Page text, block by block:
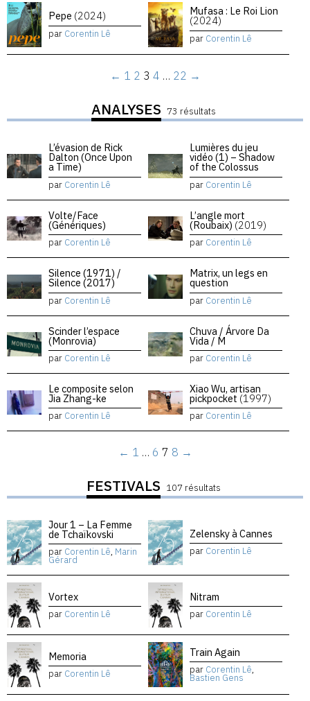
Pepe (2024)
par Corentin Lê
Mufasa : Le Roi Lion
(2024)
par Corentin Lê
← 1 2 3 4 … 22 →
ANALYSES 73 résultats
L’évasion de Rick
Dalton (Once Upon
a Time)
par Corentin Lê
Lumières du jeu
vidéo (1) – Shadow
of the Colossus
par Corentin Lê
Volte/Face
(Génériques)
par Corentin Lê
L’angle mort
(Roubaix) (2019)
par Corentin Lê
Silence (1971) /
Silence (2017)
par Corentin Lê
Matrix, un legs en
question
par Corentin Lê
Scinder l’espace
(Monrovia)
par Corentin Lê
Chuva / Árvore Da
Vida / M
par Corentin Lê
Le composite selon
Jia Zhang-ke
par Corentin Lê
Xiao Wu, artisan
pickpocket (1997)
par Corentin Lê
← 1 … 6 7 8 →
FESTIVALS 107 résultats
Jour 1 – La Femme
de Tchaïkovski
par Corentin Lê, Marin
Gérard
Zelensky à Cannes
par Corentin Lê
Vortex
par Corentin Lê
Nitram
par Corentin Lê
Memoria
par Corentin Lê
Train Again
par Corentin Lê,
Bastien Gens